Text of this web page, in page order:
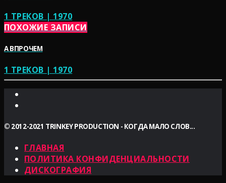
1 ТРЕКОВ | 1970
ПОХОЖИЕ ЗАПИСИ
А ВПРОЧЕМ
1 ТРЕКОВ | 1970
© 2012-2021 TRINKEY PRODUCTION - КОГДА МАЛО СЛОВ...
ГЛАВНАЯ
ПОЛИТИКА КОНФИДЕНЦИАЛЬНОСТИ
ДИСКОГРАФИЯ